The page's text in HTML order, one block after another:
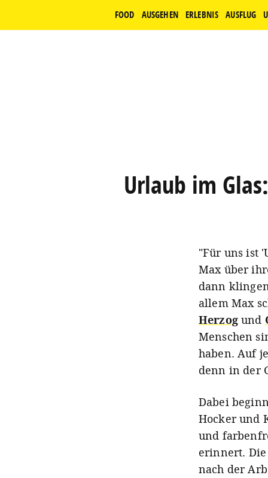
FOOD AUSGEHEN ERLEBNIS AUSFLUG
Urlaub im
"Für uns ist
Max über
dann
allem Max
Herzogund
Menschen
haben. Auf
denn in der
Dabei
Hocker und
und
erinnert.
nach der